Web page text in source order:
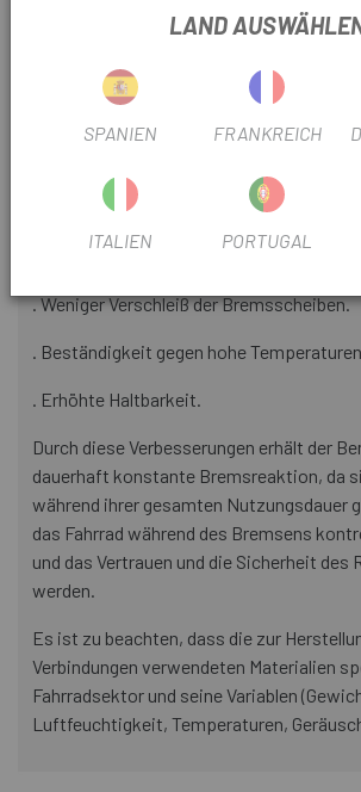
Merkmale und Vorteile der neuen
Mischungen
. Verbessertes Gefühl, Progressivität und
. Weniger Verschleiß der Bremsscheiben.
. Beständigkeit gegen hohe
. Erhöhte Haltbarkeit.
Durch diese Verbesserungen erhält der
dauerhaft konstante Bremsreaktion, da
während ihrer gesamten Nutzungsdauer
das Fahrrad während des Bremsens
und das Vertrauen und die Sicherheit des
werden.
Es ist zu beachten, dass die zur
Verbindungen verwendeten Materialien
Fahrradsektor und seine Variablen
Luftfeuchtigkeit, Temperaturen,
LAND
SPANIEN FRANKREICH
ITALIEN PORTUGAL